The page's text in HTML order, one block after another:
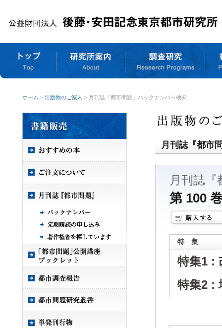
ホーム > 出版物のご案内 > 月刊誌『都市問題』バックナンバー検索
月刊誌『都市
月刊誌『
第 100
特 集
特集1 :
特集2 :